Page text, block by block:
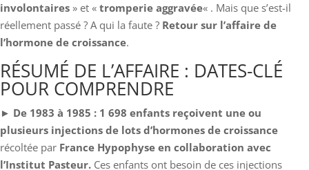
involontaires » et « tromperie aggravée« . Mais que s’est-il
réellement passé ? A qui la faute ? Retour sur l’affaire de
l’hormone de croissance.
RÉSUMÉ DE L’AFFAIRE : DATES-CLÉ
POUR COMPRENDRE
► De 1983 à 1985 : 1 698 enfants reçoivent une ou
plusieurs injections de lots d’hormones de croissance
récoltée par France Hypophyse en collaboration avec
l’Institut Pasteur. Ces enfants ont besoin de ces injections